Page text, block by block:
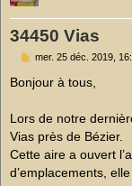
34450 Vias
M
s
s
g
e
n
o
n
l
mer. 25 déc. 2019,
Bonjour à tous,
Lors de notre
Vias près de Bézier.
Cette aire a ouvert
d’emplacements,